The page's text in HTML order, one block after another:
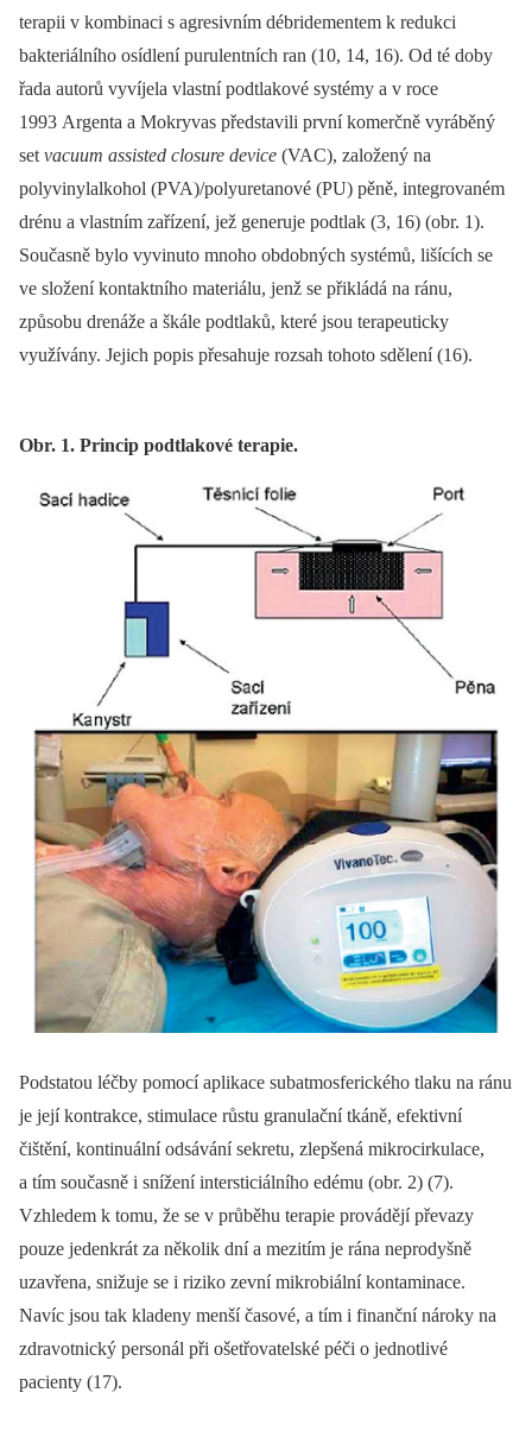
terapii v kombinaci s agresivním débridementem k redukci
bakteriálního osídlení purulentních ran (10, 14, 16). Od té doby
řada autorů vyvíjela vlastní podtlakové systémy a v roce
1993 Argenta a Mokryvas představili první komerčně vyráběný
set vacuum assisted closure device (VAC), založený na
polyvinylalkohol (PVA)/polyuretanové (PU) pěně, integrovaném
drénu a vlastním zařízení, jež generuje podtlak (3, 16) (obr. 1).
Současně bylo vyvinuto mnoho obdobných systémů, lišících se
ve složení kontaktního materiálu, jenž se přikládá na ránu,
způsobu drenáže a škále podtlaků, které jsou terapeuticky
využívány. Jejich popis přesahuje rozsah tohoto sdělení (16).
Obr. 1. Princip podtlakové terapie.
Podstatou léčby pomocí aplikace subatmosferického tlaku na ránu
je její kontrakce, stimulace růstu granulační tkáně, efektivní
čištění, kontinuální odsávání sekretu, zlepšená mikrocirkulace,
a tím současně i snížení intersticiálního edému (obr. 2) (7).
Vzhledem k tomu, že se v průběhu terapie provádějí převazy
pouze jedenkrát za několik dní a mezitím je rána neprodyšně
uzavřena, snižuje se i riziko zevní mikrobiální kontaminace.
Navíc jsou tak kladeny menší časové, a tím i finanční nároky na
zdravotnický personál při ošetřovatelské péči o jednotlivé
pacienty (17).